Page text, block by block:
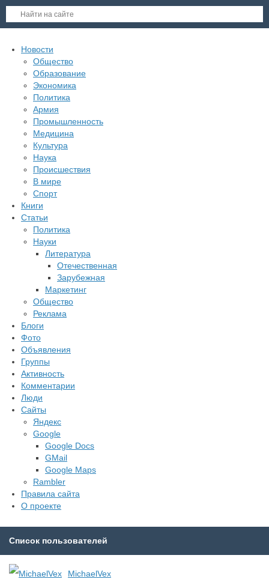
Новости
Общество
Образование
Экономика
Политика
Армия
Промышленность
Медицина
Культура
Наука
Происшествия
В мире
Спорт
Книги
Статьи
Политика
Науки
Литература
Отечественная
Зарубежная
Маркетинг
Общество
Реклама
Блоги
Фото
Объявления
Группы
Активность
Комментарии
Люди
Сайты
Яндекс
Google
Google Docs
GMail
Google Maps
Rambler
Правила сайта
О проекте
Список пользователей
MichaelVex